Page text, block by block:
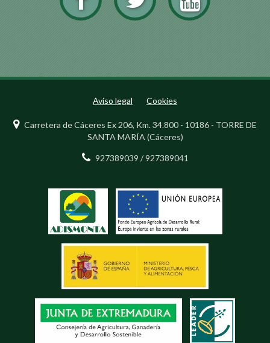
Aviso legal Cookies
Carretera de Cáceres Ex 206, Km. 34.800 - 10186 - TORRE DE
SANTA MARÍA (Cáceres)
927389039 / 927389041